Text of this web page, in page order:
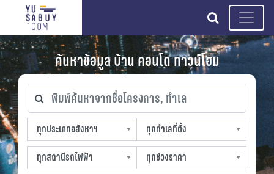
search
ค้นหาข้อมูล บ้าน คอนโด ทาวน์โฮม
พิมพ์ค้นหาจากชื่อโครงการ, ทำเล
ทุกประเภทอสังหาฯ
ทุกประเภทอสังหาฯ
sproperty
ทุกทำเลที่ตั้ง
ทุกทำเลที่ตั้ง
slocation
ทุกสถานีรถไฟฟ้า
ทุกสถานีรถไฟฟ้า
ทุกช่วงราคา
ทุกช่วงราคา